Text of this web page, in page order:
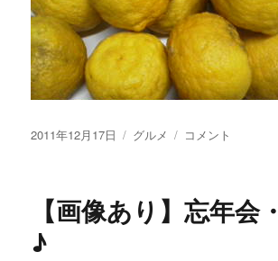
投
2011年12月17日
カ
ー
グルメ
【画
ジ
ン
コメント
【画像あり】忘年会
♪